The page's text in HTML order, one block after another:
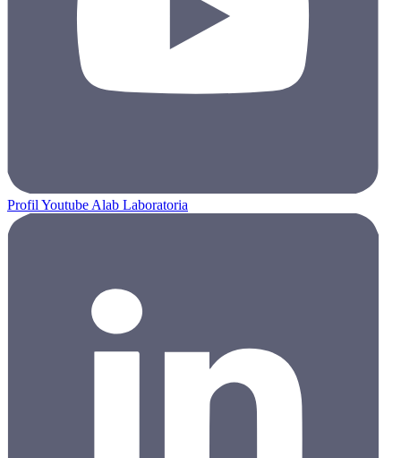
Profil Youtube Alab Laboratoria